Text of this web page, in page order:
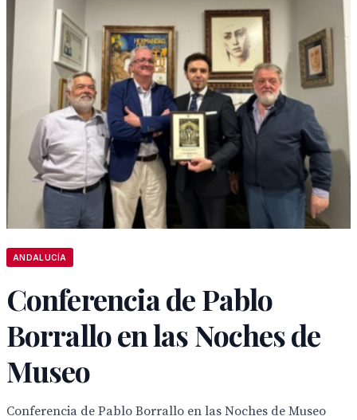
ANDALUCÍA
Conferencia de Pablo
Borrallo en las Noches de
Museo
Conferencia de Pablo Borrallo en las Noches de Museo